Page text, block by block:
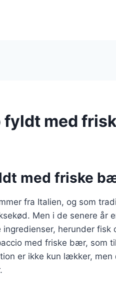
med
med friske
fra Italien, og som
Men i de senere år
herunder fisk
med friske bær, som
er ikke kun lækker,